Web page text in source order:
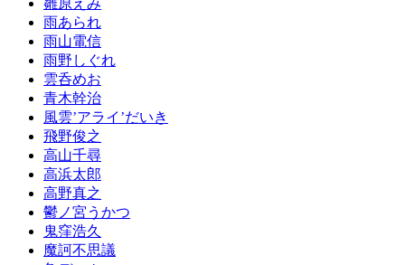
雨あられ
雨山電信
雨野しぐれ
雲呑めお
青木幹治
風雲’アライ’だいき
飛野俊之
高山千尋
高浜太郎
高野真之
鬱ノ宮うかつ
鬼窪浩久
魔訶不思議